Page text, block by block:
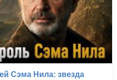
Сэма Нила: звезда